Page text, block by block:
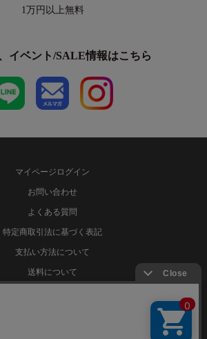
1万円以上無料
イベント/SALE情報はこちら
マイページログイン
お問い合わせ
よくある質問
特定商取引法に基づく表記
支払い方法について
送料について